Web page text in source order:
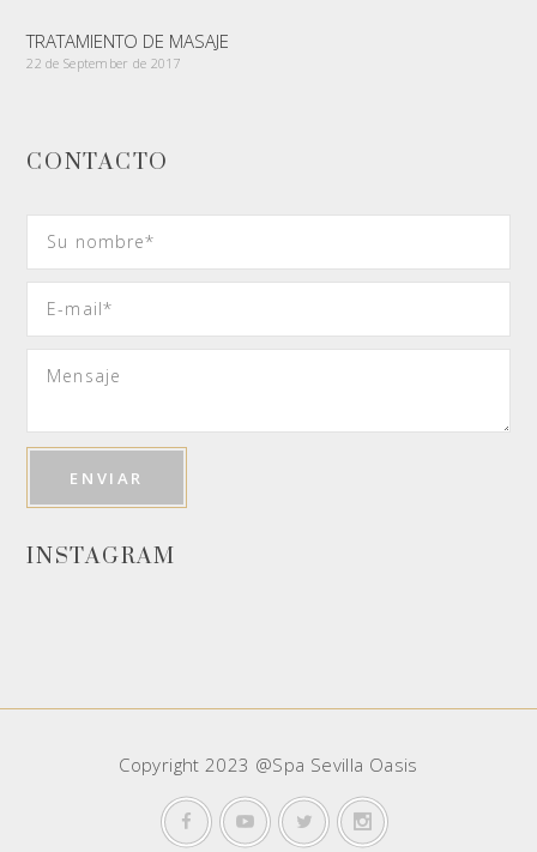
TRATAMIENTO DE MASAJE
22 de September de 2017
CONTACTO
INSTAGRAM
Copyright 2023 @Spa Sevilla Oasis